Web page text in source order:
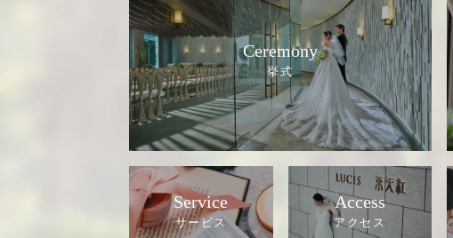
Ceremony
Service Access